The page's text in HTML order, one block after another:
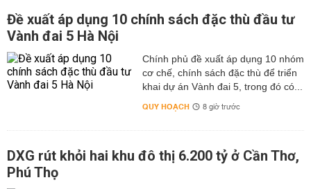
Đề xuất áp dụng 10 chính sách đặc thù đầu tư
Vành đai 5 Hà Nội
Chính phủ đề xuất áp dụng 10 nhóm
cơ chế, chính sách đặc thù để triển
khai dự án Vành đai 5, trong đó có...
QUY HOẠCH 8 giờ trước
DXG rút khỏi hai khu đô thị 6.200 tỷ ở Cần Thơ,
Phú Thọ